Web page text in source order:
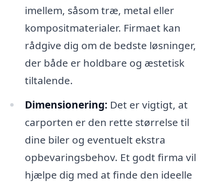
imellem, såsom træ, metal eller
kompositmaterialer. Firmaet kan
rådgive dig om de bedste løsninger,
der både er holdbare og æstetisk
tiltalende.
Dimensionering: Det er vigtigt, at
carporten er den rette størrelse til
dine biler og eventuelt ekstra
opbevaringsbehov. Et godt firma vil
hjælpe dig med at finde den ideelle